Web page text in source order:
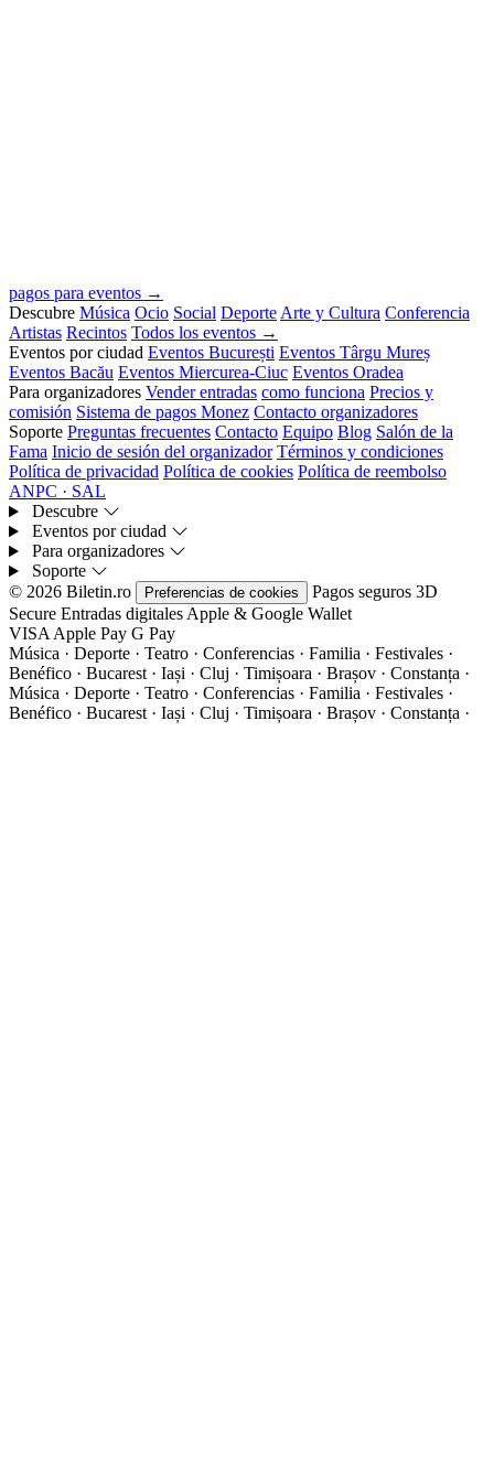
pagos para eventos →
Descubre Música Ocio Social Deporte Arte y Cultura Conferencia
Artistas Recintos Todos los eventos →
Eventos por ciudad Eventos București Eventos Târgu Mureș
Eventos Bacău Eventos Miercurea-Ciuc Eventos Oradea
Para organizadores Vender entradas como funciona Precios y
comisión Sistema de pagos Monez Contacto organizadores
Soporte Preguntas frecuentes Contacto Equipo Blog Salón de la
Fama Inicio de sesión del organizador Términos y condiciones
Política de privacidad Política de cookies Política de reembolso
ANPC · SAL
Descubre
Eventos por ciudad
Para organizadores
Soporte
© 2026 Biletin.ro
Preferencias de cookies Pagos seguros 3D
Secure Entradas digitales Apple & Google Wallet
VISA Apple Pay G Pay
Música · Deporte · Teatro · Conferencias · Familia · Festivales ·
Benéfico · Bucarest · Iași · Cluj · Timișoara · Brașov · Constanța ·
Música · Deporte · Teatro · Conferencias · Familia · Festivales ·
Benéfico · Bucarest · Iași · Cluj · Timișoara · Brașov · Constanța ·